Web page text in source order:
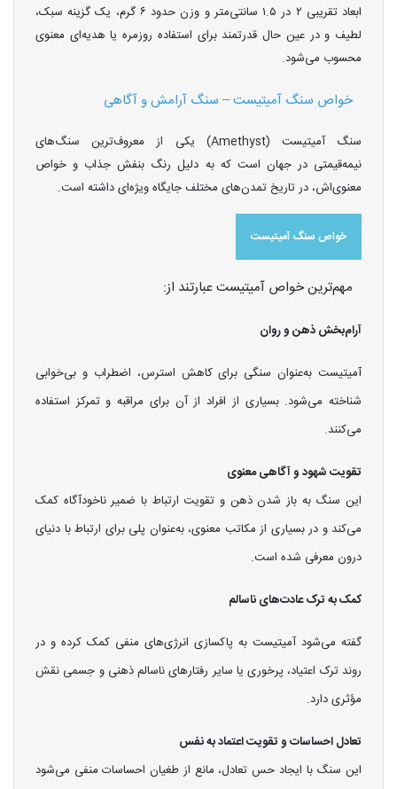
ابعاد تقریبی ۲ در ۱.۵ سانتی‌متر و وزن حدود ۶ گرم، یک گزینه سبک،
لطیف و در عین حال قدرتمند برای استفاده روزمره یا هدیه‌ای معنوی
محسوب می‌شود.
خواص سنگ آمیتیست – سنگ آرامش و آگاهی
سنگ آمیتیست (Amethyst) یکی از معروف‌ترین سنگ‌های
نیمه‌قیمتی در جهان است که به دلیل رنگ بنفش جذاب و خواص
معنوی‌اش، در تاریخ تمدن‌های مختلف جایگاه ویژه‌ای داشته است.
خواص سنگ آمیتیست
مهم‌ترین خواص آمیتیست عبارتند از:
آرام‌بخش ذهن و روان
آمیتیست به‌عنوان سنگی برای کاهش استرس، اضطراب و بی‌خوابی
شناخته می‌شود. بسیاری از افراد از آن برای مراقبه و تمرکز استفاده
می‌کنند.
تقویت شهود و آگاهی معنوی
این سنگ به باز شدن ذهن و تقویت ارتباط با ضمیر ناخودآگاه کمک
می‌کند و در بسیاری از مکاتب معنوی، به‌عنوان پلی برای ارتباط با دنیای
درون معرفی شده است.
کمک به ترک عادت‌های ناسالم
گفته می‌شود آمیتیست به پاکسازی انرژی‌های منفی کمک کرده و در
روند ترک اعتیاد، پرخوری یا سایر رفتارهای ناسالم ذهنی و جسمی نقش
مؤثری دارد.
تعادل احساسات و تقویت اعتماد به نفس
این سنگ با ایجاد حس تعادل، مانع از طغیان احساسات منفی می‌شود